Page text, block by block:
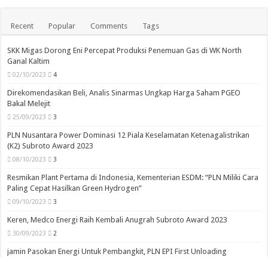
Recent Popular Comments Tags
SKK Migas Dorong Eni Percepat Produksi Penemuan Gas di WK North
Ganal Kaltim
02/10/2023 4
Direkomendasikan Beli, Analis Sinarmas Ungkap Harga Saham PGEO
Bakal Melejit
25/09/2023 3
PLN Nusantara Power Dominasi 12 Piala Keselamatan Ketenagalistrikan
(K2) Subroto Award 2023
08/10/2023 3
Resmikan Plant Pertama di Indonesia, Kementerian ESDM: “PLN Miliki Cara
Paling Cepat Hasilkan Green Hydrogen”
09/10/2023 3
Keren, Medco Energi Raih Kembali Anugrah Subroto Award 2023
30/09/2023 2
jamin Pasokan Energi Untuk Pembangkit, PLN EPI First Unloading